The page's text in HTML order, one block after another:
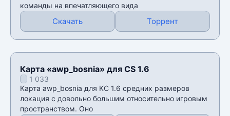
команды на впечатляющего вида
Скачать Торрент
Карта «awp_bosnia» для CS 1.6
1 033
Карта awp_bosnia для КС 1.6 средних размеров
локация с довольно большим относительно игровым
пространством. Оно